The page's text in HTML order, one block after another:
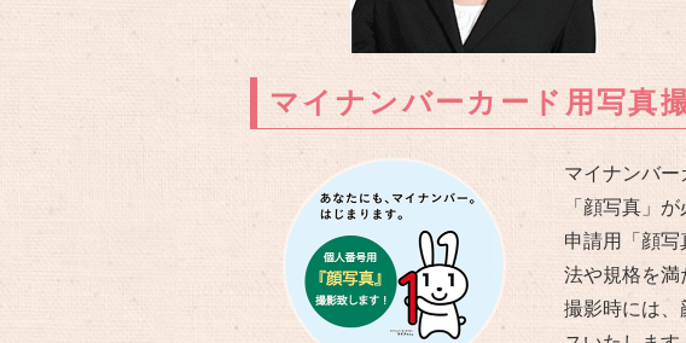
マイナンバーカード用写真
マイナンバ
「顔写真」が
申請用「顔
法や規格を満
撮影時には、